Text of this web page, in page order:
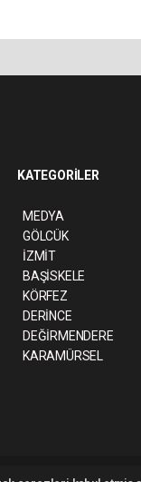
KATEGORİLER
MEDYA
GÖLCÜK
İZMİT
BAŞİSKELE
KÖRFEZ
DERİNCE
DEĞİRMENDERE
KARAMÜRSEL